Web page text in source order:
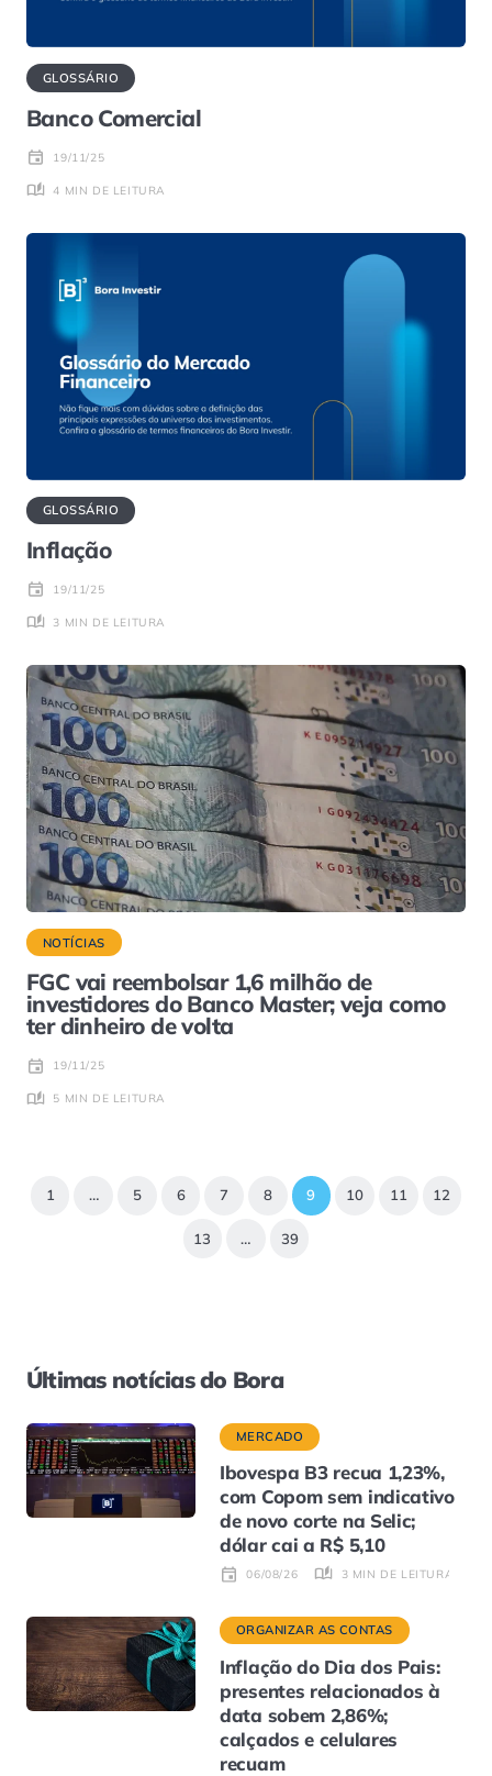
GLOSSÁRIO
Banco Comercial
19/11/25
4 MIN DE LEITURA
GLOSSÁRIO
Inflação
19/11/25
3 MIN DE LEITURA
NOTÍCIAS
FGC vai reembolsar 1,6 milhão de
investidores do Banco Master; veja como
ter dinheiro de volta
19/11/25
5 MIN DE LEITURA
1 … 5 6 7 8 9 10 11 12
13 … 39
Últimas notícias do Bora
MERCADO
Ibovespa B3 recua 1,23%,
com Copom sem indicativo
de novo corte na Selic;
dólar cai a R$ 5,10
06/08/26 3 MIN DE LEITURA
ORGANIZAR AS CONTAS
Inflação do Dia dos Pais:
presentes relacionados à
data sobem 2,86%;
calçados e celulares
recuam